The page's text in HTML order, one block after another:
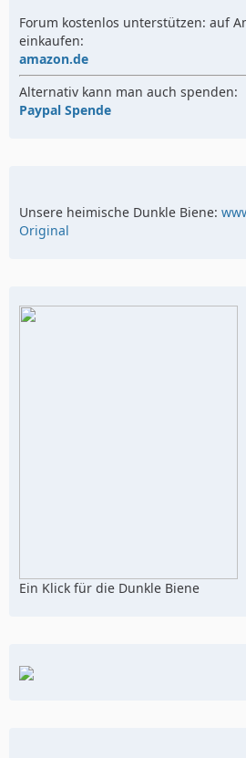
Forum kostenlos unterstützen: auf
einkaufen:
amazon.de
Alternativ kann man auch spenden:
Paypal Spende
Unsere heimische Dunkle Biene:
Original
Ein Klick für die Dunkle Biene